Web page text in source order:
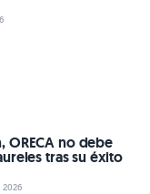
ORECA no debe
tras su éxito